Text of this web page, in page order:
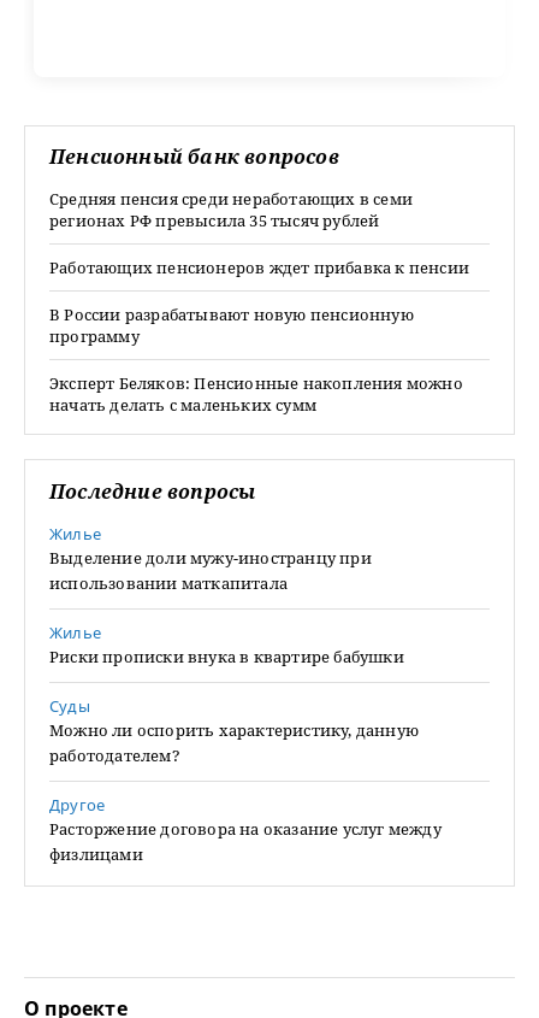
Пенсионный банк вопросов
Средняя пенсия среди неработающих в семи
регионах РФ превысила 35 тысяч рублей
Работающих пенсионеров ждет прибавка к пенсии
В России разрабатывают новую пенсионную
программу
Эксперт Беляков: Пенсионные накопления можно
начать делать с маленьких сумм
Последние вопросы
Жилье
Выделение доли мужу-иностранцу при
использовании маткапитала
Жилье
Риски прописки внука в квартире бабушки
Суды
Можно ли оспорить характеристику, данную
работодателем?
Другое
Расторжение договора на оказание услуг между
физлицами
О проекте